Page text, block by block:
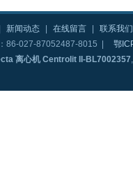
新闻动态 在线留言
联系我们
86-027-87052487-8015 |
鄂
离心机 Centrolit II-BL7002357,